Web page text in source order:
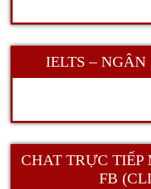
IELTS –
CHAT TRỰC
FB